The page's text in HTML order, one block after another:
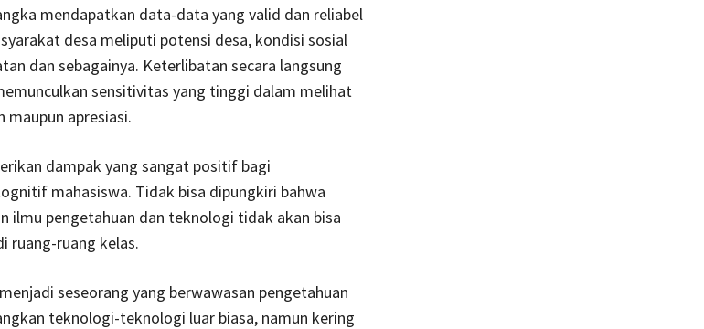
mendapatkan data-data yang valid dan reliabel
desa meliputi potensi desa, kondisi sosial
dan sebagainya. Keterlibatan secara langsung
sensitivitas yang tinggi dalam melihat
maupun apresiasi.
dampak yang sangat positif bagi
mahasiswa. Tidak bisa dipungkiri bahwa
ilmu pengetahuan dan teknologi tidak akan bisa
ruang-ruang kelas.
seseorang yang berwawasan pengetahuan
teknologi-teknologi luar biasa, namun kering